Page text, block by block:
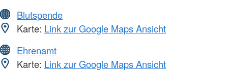
Blutspende
Karte: Link zur Google Maps Ansicht
Ehrenamt
Karte: Link zur Google Maps Ansicht